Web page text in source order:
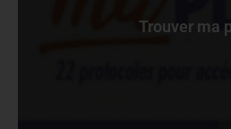
Trouver ma